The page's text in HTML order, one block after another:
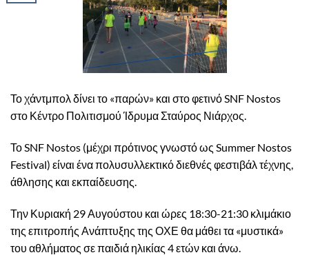
Το χάντμπολ δίνει το «παρών» και στο φετινό SNF Nostos
στο Κέντρο Πολιτισμού Ίδρυμα Σταύρος Νιάρχος.
Το SNF Nostos (μέχρι πρότινος γνωστό ως Summer Nostos
Festival) είναι ένα πολυσυλλεκτικό διεθνές φεστιβάλ τέχνης,
άθλησης και εκπαίδευσης.
Την Κυριακή 29 Αυγούστου και ώρες 18:30-21:30 κλιμάκιο
της επιτροπής Ανάπτυξης της ΟΧΕ θα μάθει τα «μυστικά»
του αθλήματος σε παιδιά ηλικίας 4 ετών και άνω.